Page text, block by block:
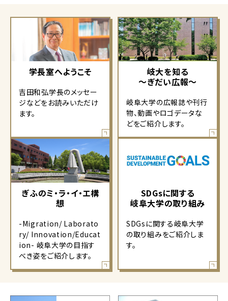
学長室へようこそ
吉田和弘学長のメッセー
ジなどをお読みいただけ
ます。
岐大を知る
～ぎだい広報～
岐阜大学の広報誌や刊行
物、動画やロゴデータな
どをご紹介します。
ぎふのミ・ラ・イ・エ構
想
-Migration/ Laborato
ry/ Innovation/Educat
ion- 岐阜大学の目指す
べき姿をご紹介します。
SDGsに関する
岐阜大学の取り組み
SDGsに関する岐阜大学
の取り組みをご紹介しま
す。